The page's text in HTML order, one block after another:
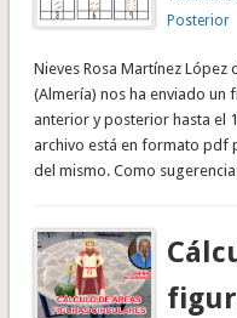
Posterior
Nieves Rosa Martínez López
(Almería) nos ha enviado
anterior y posterior hasta el
archivo está en formato pdf
del mismo. Como